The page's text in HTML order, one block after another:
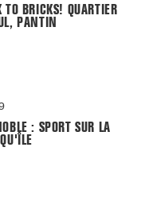
TO BRICKS! QUARTIER
PANTIN
: SPORT SUR LA